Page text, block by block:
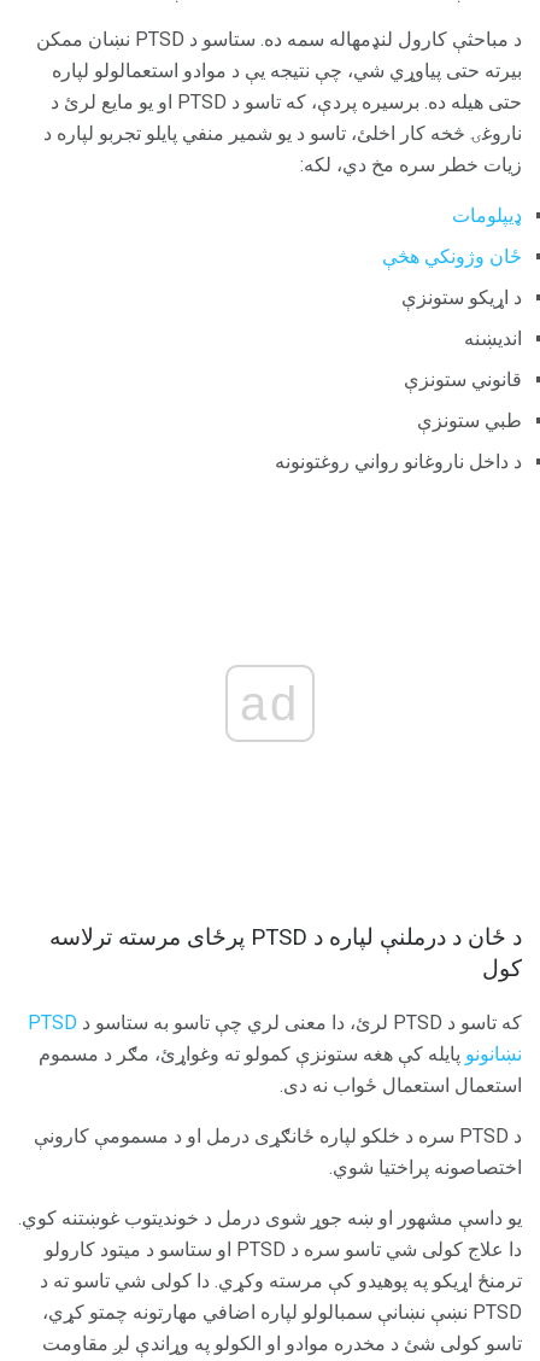
د مباحثې کارول لنډمهاله سمه ده. ستاسو د PTSD نښان ممکن
بیرته حتی پیاوړي شي، چې نتیجه یې د موادو استعمالولو لپاره
حتی هیله ده. برسيره پردې، که تاسو د PTSD او يو مايع لرئ د
ناروغۍ څخه کار اخلئ، تاسو د يو شمير منفي پايلو تجربو لپاره د
زيات خطر سره مخ دي، لکه:
ډیپلومات
ځان وژونکي هڅې
د اړیکو ستونزې
اندیښنه
قانوني ستونزې
طبي ستونزې
د داخل ناروغانو رواني روغتونونه
ad
د ځان د درملنې لپاره د PTSD پرځای مرسته ترلاسه
کول
که تاسو د PTSD لرئ، دا معنی لري چې تاسو به ستاسو د
PTSD
نښانونو پایله کې هغه ستونزې کمولو ته وغواړئ، مګر د مسموم
استعمال استعمال ځواب نه دی.
د PTSD سره د خلکو لپاره ځانګړی درمل او د مسمومې کارونې
اختصاصونه پراختیا شوي.
یو داسې مشهور او ښه جوړ شوی درمل د خوندیتوب غوښتنه کوي.
دا علاج کولی شي تاسو سره د PTSD او ستاسو د میتود کارولو
ترمنځ اړیکو په پوهیدو کې مرسته وکړي. دا کولی شي تاسو ته د
PTSD نښې نښانې سمبالولو لپاره اضافي مهارتونه چمتو کړي،
تاسو کولی شئ د مخدره موادو او الکولو په وړاندې لږ مقاومت